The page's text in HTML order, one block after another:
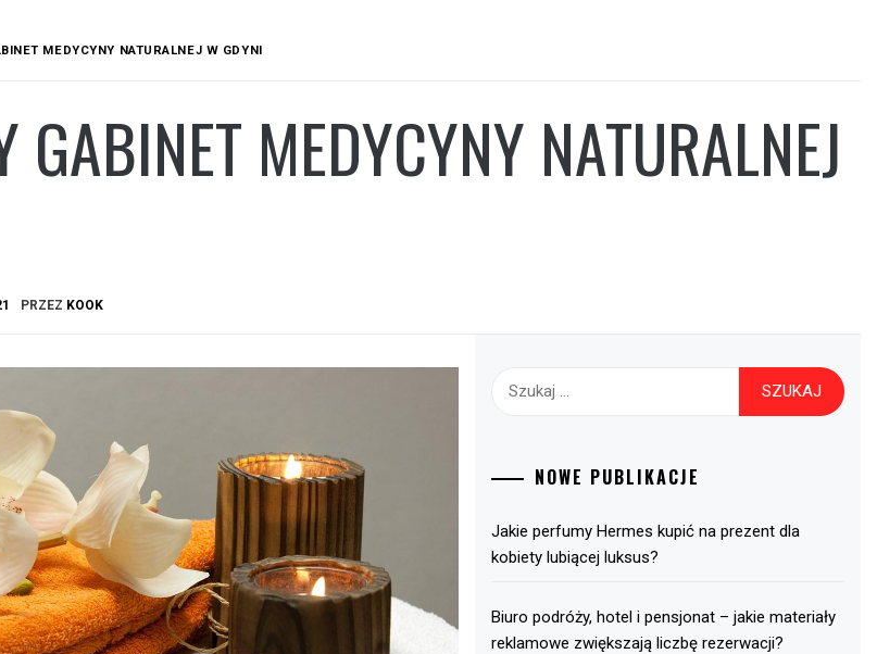
MEDYCYNY NATURALNEJ W GDYNI
GABINET MEDYCYNY NATURALNEJ
PRZEZ KOOK
Szukaj:
NOWE PUBLIKACJE
Jakie perfumy Hermes kupić na prezent dla
kobiety lubiącej luksus?
Biuro podróży, hotel i pensjonat – jakie materiały
reklamowe zwiększają liczbę rezerwacji?